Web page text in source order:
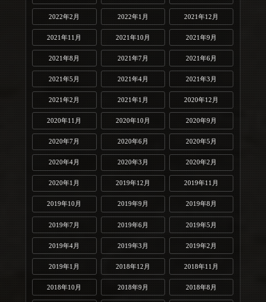
2022年2月 2022年1月 2021年12月
2021年11月 2021年10月 2021年9月
2021年8月 2021年7月 2021年6月
2021年5月 2021年4月 2021年3月
2021年2月 2021年1月 2020年12月
2020年11月 2020年10月 2020年9月
2020年7月 2020年6月 2020年5月
2020年4月 2020年3月 2020年2月
2020年1月 2019年12月 2019年11月
2019年10月 2019年9月 2019年8月
2019年7月 2019年6月 2019年5月
2019年4月 2019年3月 2019年2月
2019年1月 2018年12月 2018年11月
2018年10月 2018年9月 2018年8月